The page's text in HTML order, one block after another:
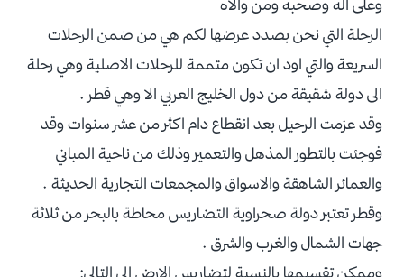
وعلى اله وصحبه ومن والاه
الرحلة التي نحن بصدد عرضها لكم هي من ضمن الرحلات
السريعة والتي اود ان تكون متممة للرحلات الاصلية وهي رحلة
الى دولة شقيقة من دول الخليج العربي الا وهي قطر .
وقد عزمت الرحيل بعد انقطاع دام اكثر من عشر سنوات وقد
فوجئت بالتطور المذهل والتعمير وذلك من ناحية المباني
والعمائر الشاهقة والاسواق والمجمعات التجارية الحديثة .
وقطر تعتبر دولة صحراوية التضاريس محاطة بالبحر من ثلاثة
جهات الشمال والغرب والشرق .
وممكن تقسيمها بالنسبة لتضاريس الارض الى التالي: